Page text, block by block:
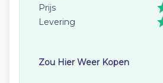
Prijs
Levering
Zou Hier Weer Kopen